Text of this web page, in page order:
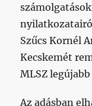
Szűcs Kornél
Kecskemét
MLSZ
Az adásban